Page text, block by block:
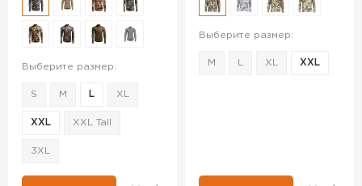
Выберите размер:
S M L XL
XXL XXL Tall
3XL
Выберите размер:
M XL XXL